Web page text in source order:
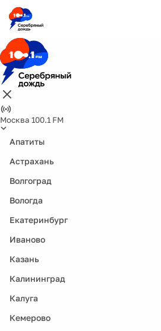
Москва 100.1 FM
Апатиты
Астрахань
Волгоград
Вологда
Екатеринбург
Иваново
Казань
Калининград
Калуга
Кемерово